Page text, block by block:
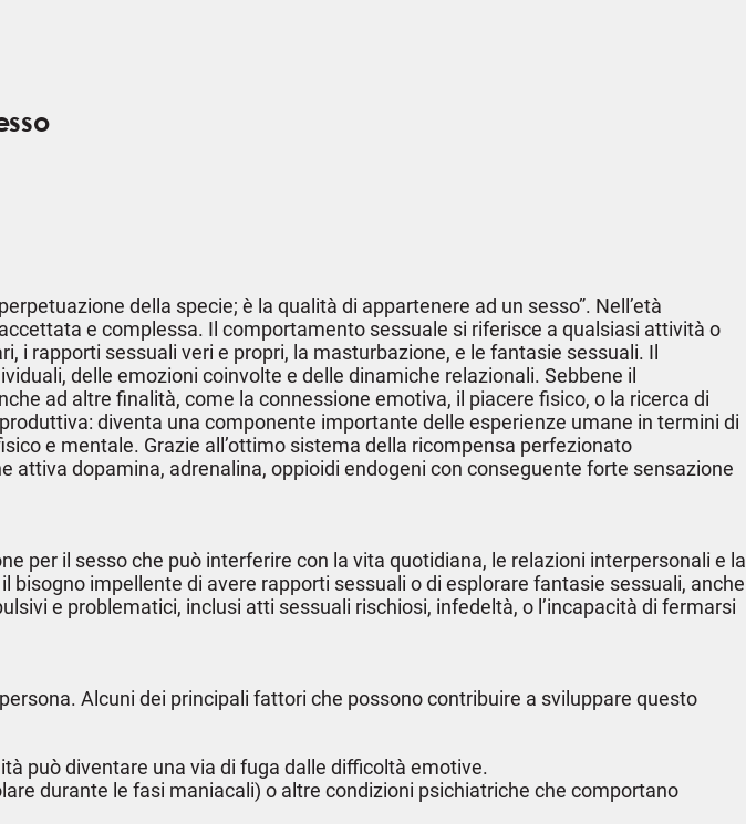
della specie; è la qualità di appartenere ad un sesso”. Nell’età
e complessa. Il comportamento sessuale si riferisce a qualsiasi attività o
rapporti sessuali veri e propri, la masturbazione, e le fantasie sessuali. Il
delle emozioni coinvolte e delle dinamiche relazionali. Sebbene il
ad altre finalità, come la connessione emotiva, il piacere fisico, o la ricerca di
diventa una componente importante delle esperienze umane in termini di
e mentale. Grazie all’ottimo sistema della ricompensa perfezionato
attiva dopamina, adrenalina, oppioidi endogeni con conseguente forte sensazione
per il sesso che può interferire con la vita quotidiana, le relazioni interpersonali e la
impellente di avere rapporti sessuali o di esplorare fantasie sessuali, anche
e problematici, inclusi atti sessuali rischiosi, infedeltà, o l’incapacità di fermarsi
Alcuni dei principali fattori che possono contribuire a sviluppare questo
può diventare una via di fuga dalle difficoltà emotive.
durante le fasi maniacali) o altre condizioni psichiatriche che comportano